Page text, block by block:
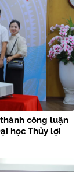
công luận
học Thủy lợi